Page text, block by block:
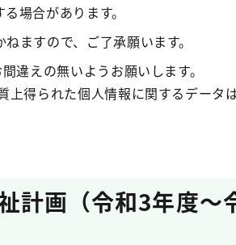
場合があります。
ますので、ご了承願います。
違えの無いようお願いします。
得られた個人情報に関するデータ
計画（令和3年度～